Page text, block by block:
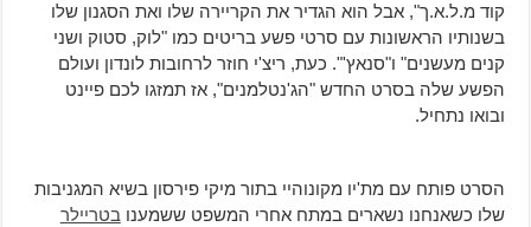
קוד מ.ל.א.ך", אבל הוא הגדיר את הקריירה שלו ואת הסגנון שלו
בשנותיו הראשונות עם סרטי פשע בריטים כמו "לוק, סטוק ושני
קנים מעשנים" ו"סנאץ'". כעת, ריצ'י חוזר לרחובות לונדון ועולם
הפשע שלה בסרט החדש "הג'נטלמנים", אז תמזגו לכם פיינט
ובואו נתחיל.
הסרט פותח עם מת'יו מקונוהיי בתור מיקי פירסון בשיא המגניבות
שלו כשאנחנו נשארים במתח אחרי המשפט ששמענו בטריילר